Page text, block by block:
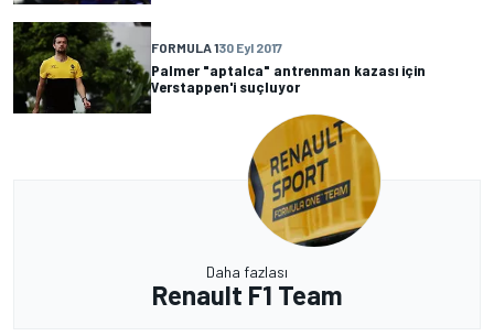
FORMULA 130 Eyl 2017
Palmer "aptalca" antrenman kazası için
Verstappen'i suçluyor
Daha fazlası
Renault F1 Team